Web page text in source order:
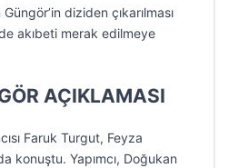
diziden çıkarılması
akıbeti merak edilmeye
AÇIKLAMASI
Faruk Turgut, Feyza
konuştu. Yapımcı, Doğukan